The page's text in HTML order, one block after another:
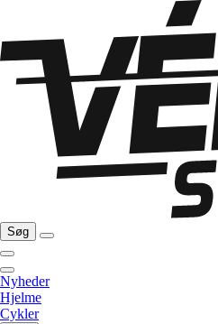
Søg
Nyheder
Hjelme
Cykler